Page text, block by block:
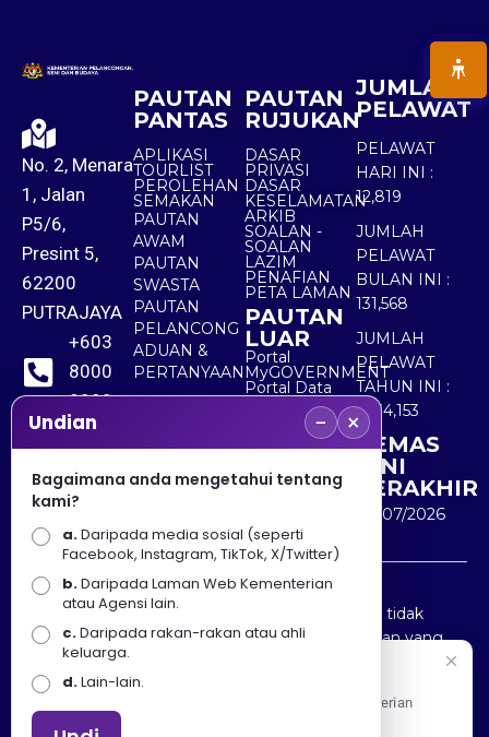
No. 2, Menara
1, Jalan
P5/6,
Presint 5,
62200
PUTRAJAYA
+603
8000
8000
+603
8891
7100
PAUTAN
PANTAS
APLIKASI
TOURLIST
PEROLEHAN
SEMAKAN
PAUTAN
AWAM
PAUTAN
SWASTA
PAUTAN
PELANCONG
ADUAN &
PERTANYAAN
PAUTAN
RUJUKAN
DASAR
PRIVASI
DASAR
KESELAMATAN
ARKIB
SOALAN -
SOALAN
LAZIM
PENAFIAN
PETA LAMAN
PAUTAN
LUAR
Portal
MyGOVERNMENT
Portal Data
Terbuka
Sektor Awam
JUMLAH
PELAWAT
PELAWAT
HARI INI :
12,819
JUMLAH
PELAWAT
BULAN INI :
131,568
JUMLAH
PELAWAT
TAHUN INI :
5,534,153
KEMAS
KINI
TERAKHIR
30/07/2026
Penafian : Kerajaan Malaysia dan Kementerian
Pelancongan Seni dan Budaya (MOTAC) adalah tidak
bertanggungjawab atas kehilangan atau kerugian yang
disebabkan oleh penggunaan mana-mana maklumat
yang diperolehi dari portal ini.
Undian − ×
Bagaimana anda mengetahui tentang
kami?
a.Daripada media sosial (seperti
Facebook, Instagram, TikTok, X/Twitter)
b.Daripada Laman Web Kementerian
atau Agensi lain.
c.Daripada rakan-rakan atau ahli
keluarga.
d.Lain-lain.
Apa Khabar! Selamat datang ke Portal Rasmi Kementerian
Pelancongan, Seni dan Budaya